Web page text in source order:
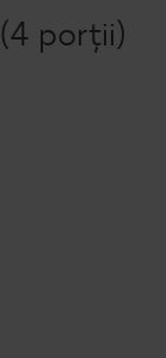
(4 porții)